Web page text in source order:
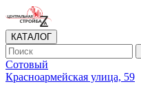
КАТАЛОГ
Сотовый
Красноармейская улица, 59